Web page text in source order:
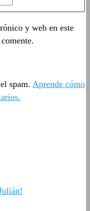
y web en este
spam. Aprende cómo